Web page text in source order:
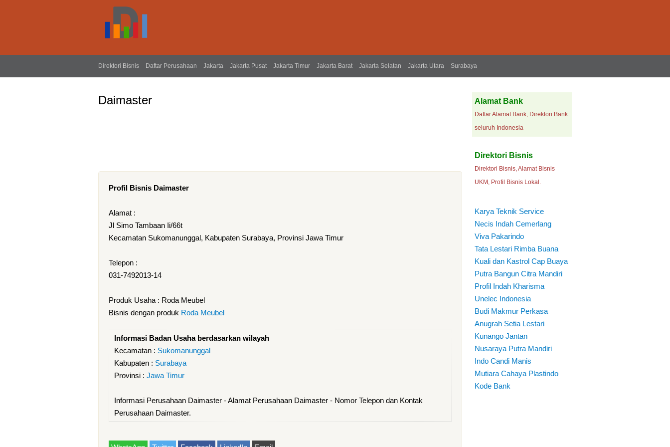
Direktori Bisnis Daftar Perusahaan Jakarta Jakarta Pusat Jakarta Timur Jakarta Barat Jakarta Selatan Jakarta Utara Surabaya
Daimaster
Profil Bisnis Daimaster
Alamat :
Jl Simo Tambaan Ii/66t
Kecamatan Sukomanunggal, Kabupaten Surabaya, Provinsi Jawa Timur
Telepon :
031-7492013-14
Produk Usaha : Roda Meubel
Bisnis dengan produk Roda Meubel
Informasi Badan Usaha berdasarkan wilayah
Kecamatan : Sukomanunggal
Kabupaten : Surabaya
Provinsi : Jawa Timur
Informasi Perusahaan Daimaster - Alamat Perusahaan Daimaster - Nomor Telepon dan Kontak
Perusahaan Daimaster.
Alamat Bank
Daftar Alamat Bank, Direktori Bank
seluruh Indonesia
Direktori Bisnis
Direktori Bisnis, Alamat Bisnis
UKM, Profil Bisnis Lokal.
Karya Teknik Service
Necis Indah Cemerlang
Viva Pakarindo
Tata Lestari Rimba Buana
Kuali dan Kastrol Cap Buaya
Putra Bangun Citra Mandiri
Profil Indah Kharisma
Unelec Indonesia
Budi Makmur Perkasa
Anugrah Setia Lestari
Kunango Jantan
Nusaraya Putra Mandiri
Indo Candi Manis
Mutiara Cahaya Plastindo
Kode Bank